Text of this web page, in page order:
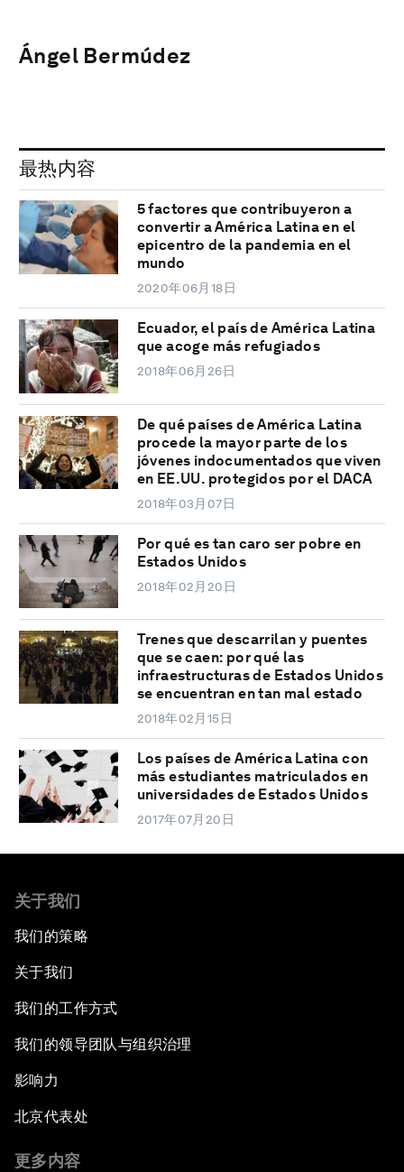
Ángel Bermúdez
最热内容
5 factores que contribuyeron a
convertir a América Latina en el
epicentro de la pandemia en el
mundo
2020年06月18日
Ecuador, el país de América Latina
que acoge más refugiados
2018年06月26日
De qué países de América Latina
procede la mayor parte de los
jóvenes indocumentados que viven
en EE.UU. protegidos por el DACA
2018年03月07日
Por qué es tan caro ser pobre en
Estados Unidos
2018年02月20日
Trenes que descarrilan y puentes
que se caen: por qué las
infraestructuras de Estados Unidos
se encuentran en tan mal estado
2018年02月15日
Los países de América Latina con
más estudiantes matriculados en
universidades de Estados Unidos
2017年07月20日
关于我们
我们的策略
关于我们
我们的工作方式
我们的领导团队与组织治理
影响力
北京代表处
更多内容